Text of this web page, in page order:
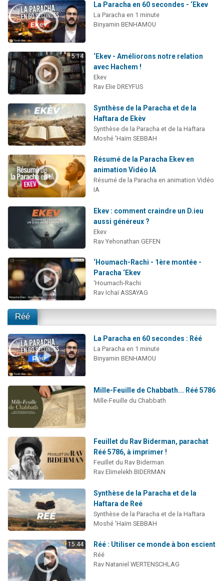
La Paracha en 60 secondes - ‘Ekev
La Paracha en 1 minute
Binyamin BENHAMOU
5:14
‘Ekev - Améliorons notre relation
avec Hachem !
Ekev
Rav Elie DREYFUS
Synthèse de la Paracha et de la
Haftara de Ekèv
Synthèse de la Paracha et de la Haftara
Moshé 'Haïm SEBBAH
Résumé de la Paracha Ekev en
animation Vidéo IA
Résumé de la Paracha en animation Vidéo
IA
Ekev : comment craindre un D.ieu
aussi généreux ?
Ekev
Rav Yehonathan GEFEN
‘Houmach-Rachi - 1ère montée -
Paracha ‘Ekev
‘Houmach-Rachi
Rav Ichaï ASSAYAG
Réé
La Paracha en 60 secondes : Réé
La Paracha en 1 minute
Binyamin BENHAMOU
Mille-Feuille de Chabbath... Réé 5786
Mille-Feuille du Chabbath
Feuillet du Rav Biderman, parachat
Réé 5786, à imprimer !
Feuillet du Rav Biderman
Rav Elimelekh BIDERMAN
Synthèse de la Paracha et de la
Haftara de Reé
Synthèse de la Paracha et de la Haftara
Moshé 'Haïm SEBBAH
15:44 Réé : Utiliser ce monde à bon escient
Réé
Rav Nataniel WERTENSCHLAG